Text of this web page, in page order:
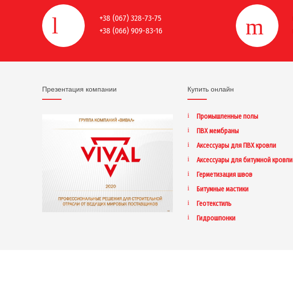
+38 (067) 328-73-75
+38 (066) 909-83-16
Презентация компании Купить онлайн
Промышленные полы
ПВХ мембраны
Аксессуары для ПВХ кровли
Аксессуары для битумной кровли
Герметизация швов
Битумные мастики
Геотекстиль
Гидрошпонки